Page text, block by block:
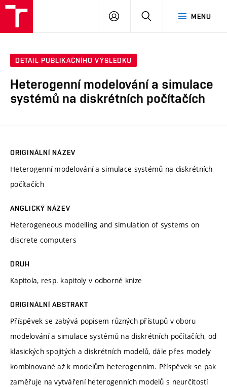
MENU
PŘIHLÁSIT
DETAIL PUBLIKAČNÍHO VÝSLEDKU
Heterogenní modelování a simulace
systémů na diskrétních počítačích
ORIGINÁLNÍ NÁZEV
Heterogenní modelování a simulace systémů na diskrétních
počítačích
ANGLICKÝ NÁZEV
Heterogeneous modelling and simulation of systems on
discrete computers
DRUH
Kapitola, resp. kapitoly v odborné knize
ORIGINÁLNÍ ABSTRAKT
Příspěvek se zabývá popisem různých přístupů v oboru
modelování a simulace systémů na diskrétních počítačích, od
klasických spojitých a diskrétních modelů, dále přes modely
kombinované až k modelům heterogenním. Příspěvek se pak
zaměřuje na vytváření heterogenních modelů s neurčitostí